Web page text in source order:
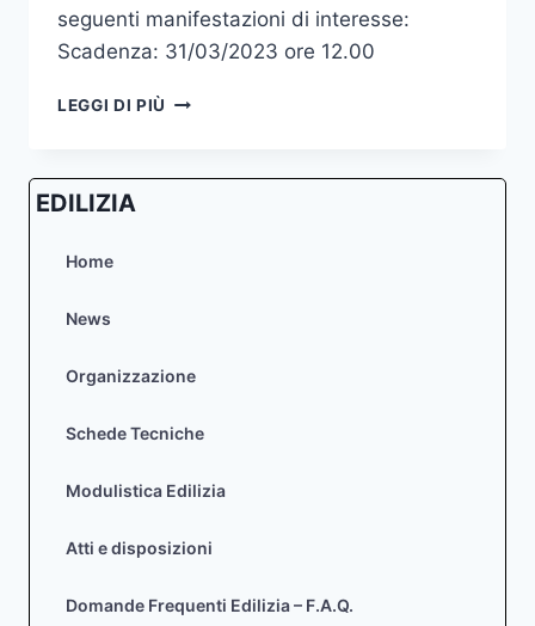
seguenti manifestazioni di interesse:
Scadenza: 31/03/2023 ore 12.00
LEGGI DI PIÙ MANIFESTAZIONI
VOLTE
REDAZIONE
PEBA-
L’ALTRA
PGTU-
EDILIZIA
Home
News
Organizzazione
Schede Tecniche
Modulistica Edilizia
Atti e disposizioni
Domande Frequenti Edilizia – F.A.Q.